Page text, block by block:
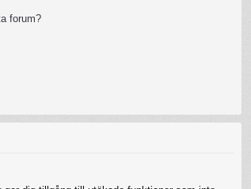
forum?